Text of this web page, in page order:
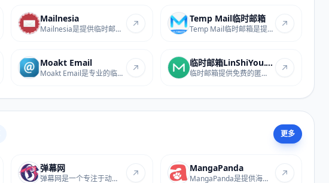
Mailnesia
Mailnesia是提供临时邮箱服务的站点，支持快速...
Temp Mail临时邮箱
Temp Mail临时邮箱是提供临时邮箱服务的站点，...
Moakt Email
Moakt Email是专业的临时邮箱服务站点，提供临...
临时邮箱LinShiYou.Com
临时邮箱提供免费的匿名邮箱服务，用户无需注...
更多
弹幕网
弹幕网是一个专注于动漫、番剧和二次元内容的...
MangaPanda
MangaPanda是提供海量免费漫画资源的在线阅读...